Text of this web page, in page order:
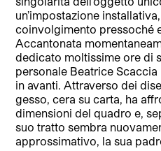
un’impostazione
coinvolgimento pressoché
Accantonata
dedicato moltissime ore di
personale Beatrice
in avanti. Attraverso dei
gesso, cera su carta, ha
dimensioni del quadro e,
suo tratto sembra
approssimativo, la sua